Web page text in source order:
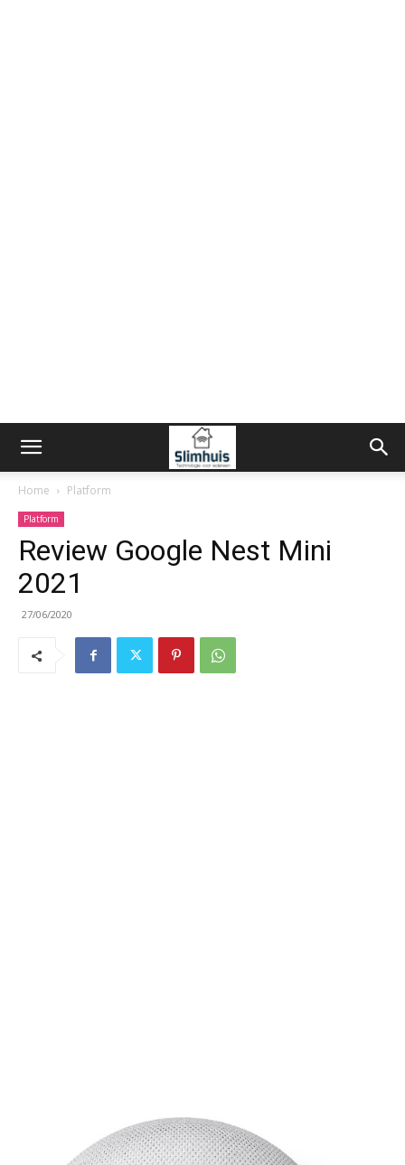
Home Platform
Platform
Review Google Nest Mini
2021
27/06/2020